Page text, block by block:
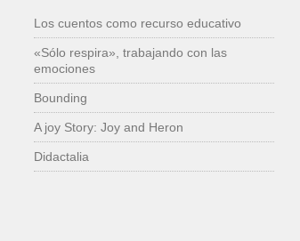
Los cuentos como recurso educativo
«Sólo respira», trabajando con las
emociones
Bounding
A joy Story: Joy and Heron
Didactalia